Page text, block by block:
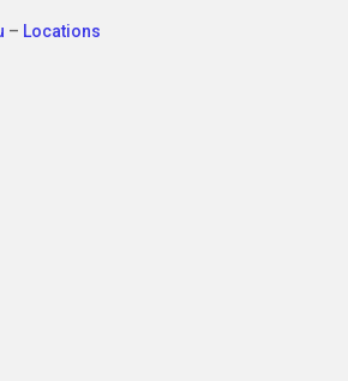
– Locations